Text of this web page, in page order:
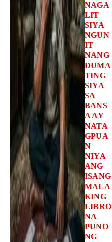
NAGA
LIT
SIYA
NGUN
IT
NANG
DUMA
TING
SIYA
SA
BANS
A AY
NATA
GPUA
N
NIYA
ANG
ISANG
MALA
KING
LIBRO
NA
PUNO
NG